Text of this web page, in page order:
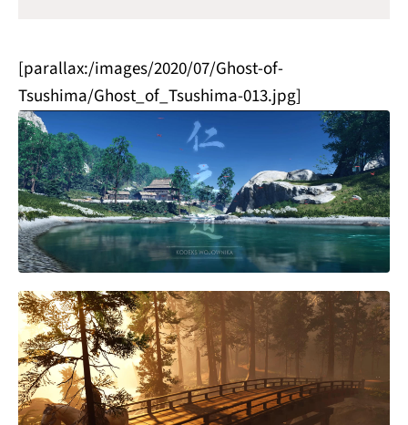
[parallax:/images/2020/07/Ghost-of-
Tsushima/Ghost_of_Tsushima-013.jpg]